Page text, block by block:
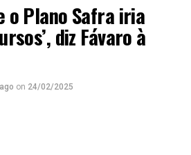
o Plano Safra iria
diz Fávaro à
on 24/02/2025